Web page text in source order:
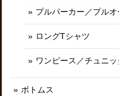
プルパーカー／プルオ
ロングTシャツ
ワンピース／チュニ
ボトムス